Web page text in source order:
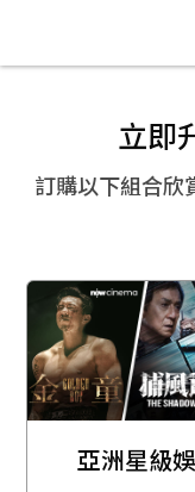
立即
訂購以下組合欣
亞洲星級